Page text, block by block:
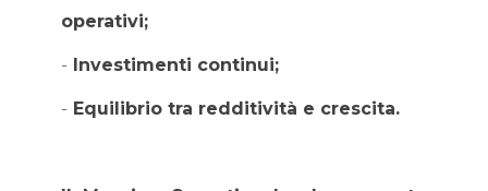
operativi;
- Investimenti continui;
- Equilibrio tra redditività e crescita.